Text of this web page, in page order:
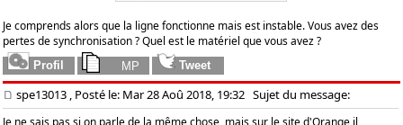
Je comprends alors que la ligne fonctionne mais est instable. Vous avez des
pertes de synchronisation ? Quel est le matériel que vous avez ?
spe13013 , Posté le: Mar 28 Aoû 2018, 19:32 Sujet du message:
Je ne sais pas si on parle de la même chose, mais sur le site d'Orange il